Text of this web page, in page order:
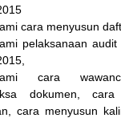
cara menyusun
pelaksanaan
cara
dokumen, cara
cara menyusun